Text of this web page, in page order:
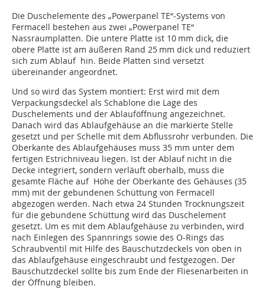
Die Duschelemente des „Powerpanel TE“-Systems von
Fermacell bestehen aus zwei „Powerpanel TE“
Nassraumplatten. Die untere Platte ist 10 mm dick, die
obere Platte ist am äußeren Rand 25 mm dick und reduziert
sich zum Ablauf hin. Beide Platten sind versetzt
übereinander angeordnet.
Und so wird das System montiert: Erst wird mit dem
Verpackungsdeckel als Schablone die Lage des
Duschelements und der Ablauföffnung angezeichnet.
Danach wird das Ablaufgehäuse an die markierte Stelle
gesetzt und per Schelle mit dem Abflussrohr verbunden. Die
Oberkante des Ablaufgehäuses muss 35 mm unter dem
fertigen Estrichniveau liegen. Ist der Ablauf nicht in die
Decke integriert, sondern verläuft oberhalb, muss die
gesamte Fläche auf Höhe der Oberkante des Gehäuses (35
mm) mit der gebundenen Schüttung von Fermacell
abgezogen werden. Nach etwa 24 Stunden Trocknungszeit
für die gebundene Schüttung wird das Duschelement
gesetzt. Um es mit dem Ablaufgehäuse zu verbinden, wird
nach Einlegen des Spannrings sowie des O-Rings das
Schraubventil mit Hilfe des Bauschutzdeckels von oben in
das Ablaufgehäuse eingeschraubt und festgezogen. Der
Bauschutzdeckel sollte bis zum Ende der Fliesenarbeiten in
der Öffnung bleiben.